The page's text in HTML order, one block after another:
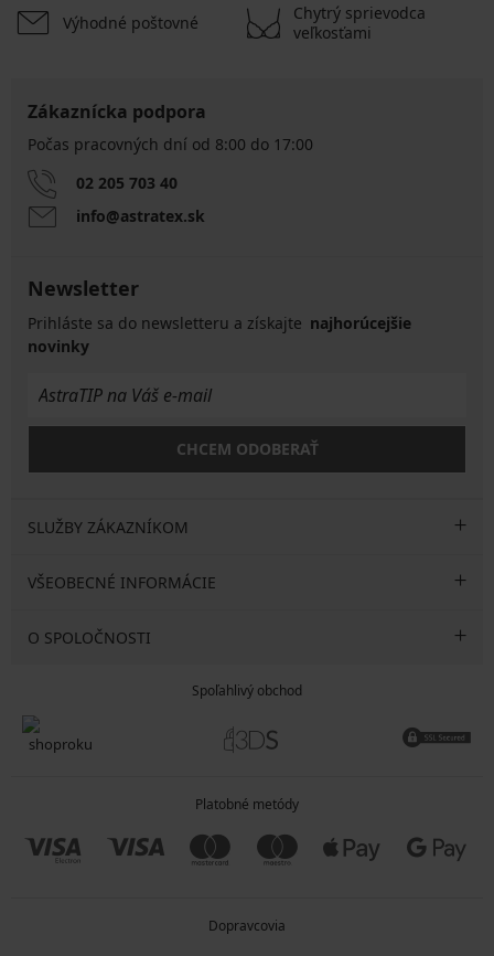
Výhodné poštovné
Chytrý sprievodca
veľkosťami
Zákaznícka podpora
Počas pracovných dní od 8:00 do 17:00
02 205 703 40
info@astratex.sk
Newsletter
Prihláste sa do newsletteru a získajte najhorúcejšie
novinky
CHCEM ODOBERAŤ
SLUŽBY ZÁKAZNÍKOM
VŠEOBECNÉ INFORMÁCIE
O SPOLOČNOSTI
Spoľahlivý obchod
Platobné metódy
Dopravcovia